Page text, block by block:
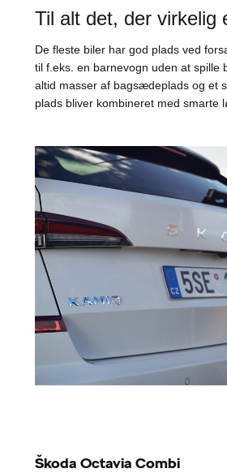
Til alt det, der virkelig
De fleste biler har god plads ved
til f.eks. en barnevogn uden at spille
altid masser af bagsædeplads og et
plads bliver kombineret med
Škoda Octavia Combi